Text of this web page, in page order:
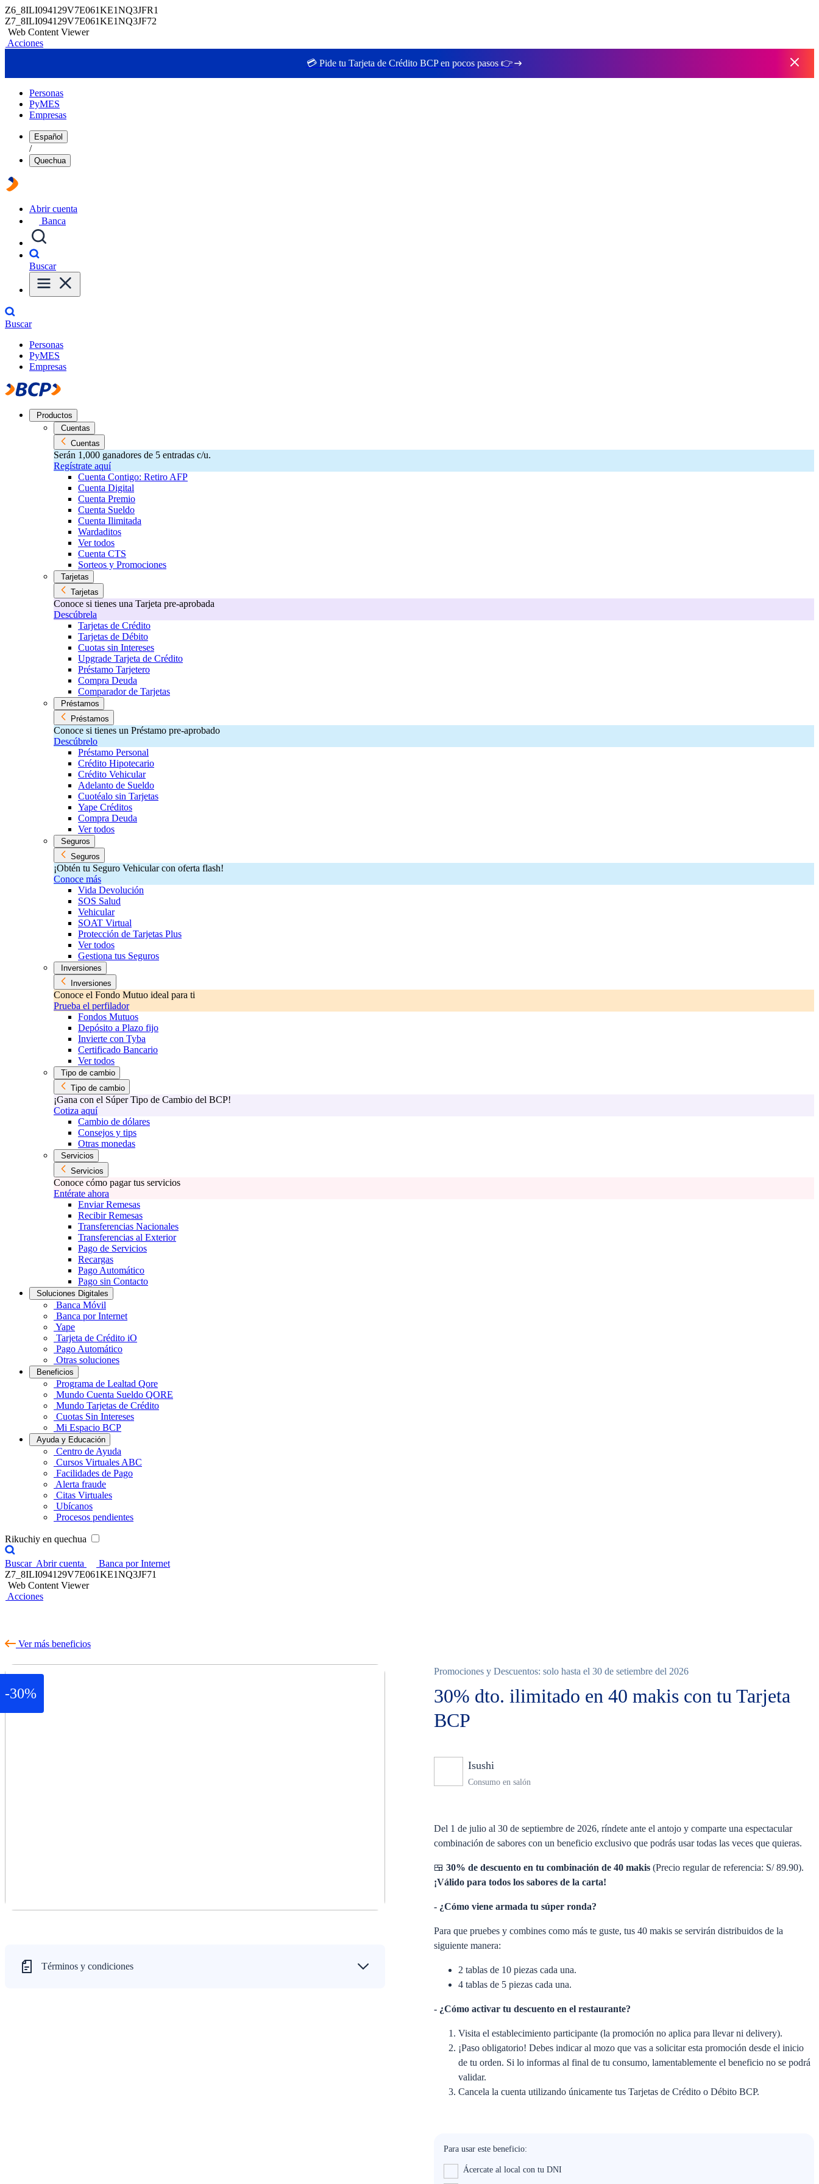
Z6_8ILI094129V7E061KE1NQ3JFR1
Z7_8ILI094129V7E061KE1NQ3JF72
Web Content Viewer
Acciones
💳 Pide tu Tarjeta de Crédito BCP en pocos pasos 👉
Personas
PyMES
Empresas
Español
/
Quechua
Abrir cuenta
Banca
Buscar
Buscar
Personas
PyMES
Empresas
Productos
Cuentas
Cuentas
Serán 1,000 ganadores de 5 entradas c/u.
Regístrate aquí
Cuenta Contigo: Retiro AFP
Cuenta Digital
Cuenta Premio
Cuenta Sueldo
Cuenta Ilimitada
Wardaditos
Ver todos
Cuenta CTS
Sorteos y Promociones
Tarjetas
Tarjetas
Conoce si tienes una Tarjeta pre-aprobada
Descúbrela
Tarjetas de Crédito
Tarjetas de Débito
Cuotas sin Intereses
Upgrade Tarjeta de Crédito
Préstamo Tarjetero
Compra Deuda
Comparador de Tarjetas
Préstamos
Préstamos
Conoce si tienes un Préstamo pre-aprobado
Descúbrelo
Préstamo Personal
Crédito Hipotecario
Crédito Vehicular
Adelanto de Sueldo
Cuotéalo sin Tarjetas
Yape Créditos
Compra Deuda
Ver todos
Seguros
Seguros
¡Obtén tu Seguro Vehicular con oferta flash!
Conoce más
Vida Devolución
SOS Salud
Vehicular
SOAT Virtual
Protección de Tarjetas Plus
Ver todos
Gestiona tus Seguros
Inversiones
Inversiones
Conoce el Fondo Mutuo ideal para ti
Prueba el perfilador
Fondos Mutuos
Depósito a Plazo fijo
Invierte con Tyba
Certificado Bancario
Ver todos
Tipo de cambio
Tipo de cambio
¡Gana con el Súper Tipo de Cambio del BCP!
Cotiza aquí
Cambio de dólares
Consejos y tips
Otras monedas
Servicios
Servicios
Conoce cómo pagar tus servicios
Entérate ahora
Enviar Remesas
Recibir Remesas
Transferencias Nacionales
Transferencias al Exterior
Pago de Servicios
Recargas
Pago Automático
Pago sin Contacto
Soluciones Digitales
Banca Móvil
Banca por Internet
Yape
Tarjeta de Crédito iO
Pago Automático
Otras soluciones
Beneficios
Programa de Lealtad Qore
Mundo Cuenta Sueldo QORE
Mundo Tarjetas de Crédito
Cuotas Sin Intereses
Mi Espacio BCP
Ayuda y Educación
Centro de Ayuda
Cursos Virtuales ABC
Facilidades de Pago
Alerta fraude
Citas Virtuales
Ubícanos
Procesos pendientes
Rikuchiy en quechua
Buscar Abrir cuenta
Banca por Internet
Z7_8ILI094129V7E061KE1NQ3JF71
Web Content Viewer
Acciones
Ver más beneficios
-30%
Términos y condiciones
Promociones y Descuentos: solo hasta el 30 de setiembre del 2026
30% dto. ilimitado en 40 makis con tu Tarjeta
BCP
Isushi
Consumo en salón
Del 1 de julio al 30 de septiembre de 2026, ríndete ante el antojo y comparte una espectacular
combinación de sabores con un beneficio exclusivo que podrás usar todas las veces que quieras.
🍱 30% de descuento en tu combinación de 40 makis (Precio regular de referencia: S/ 89.90).
¡Válido para todos los sabores de la carta!
- ¿Cómo viene armada tu súper ronda?
Para que pruebes y combines como más te guste, tus 40 makis se servirán distribuidos de la
siguiente manera:
2 tablas de 10 piezas cada una.
4 tablas de 5 piezas cada una.
- ¿Cómo activar tu descuento en el restaurante?
Visita el establecimiento participante (la promoción no aplica para llevar ni delivery).
¡Paso obligatorio! Debes indicar al mozo que vas a solicitar esta promoción desde el inicio
de tu orden. Si lo informas al final de tu consumo, lamentablemente el beneficio no se podrá
validar.
Cancela la cuenta utilizando únicamente tus Tarjetas de Crédito o Débito BCP.
Para usar este beneficio:
Ácercate al local con tu DNI